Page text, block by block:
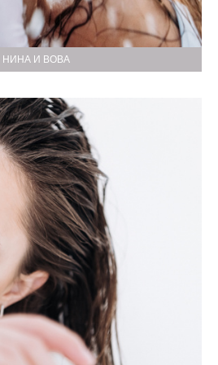
НИНА И ВОВА